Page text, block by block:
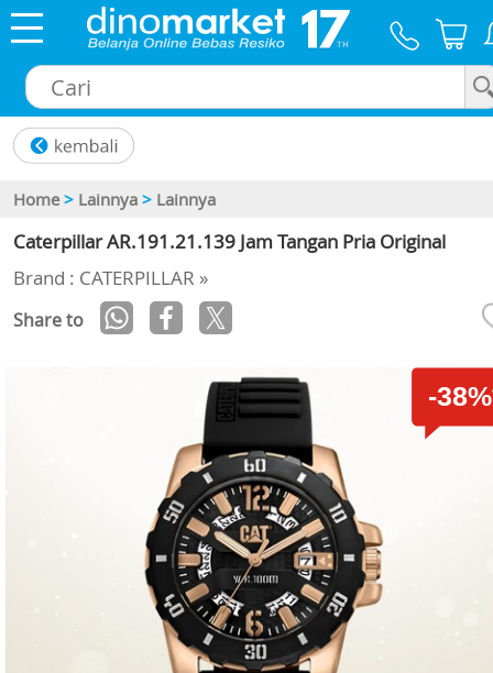
Home > Lainnya > Lainnya
Caterpillar AR.191.21.139 Jam Tangan Pria Original
Brand : CATERPILLAR »
Share to
-